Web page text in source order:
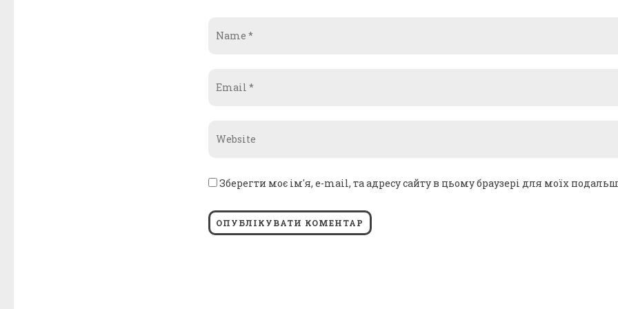
Зберегти моє ім'я, e-mail, та адресу сайту в цьому браузері для моїх